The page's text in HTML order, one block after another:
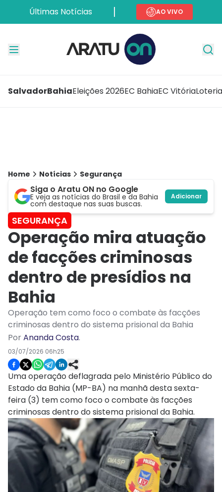
Últimas Notícias AO VIVO
SalvadorBahiaEleições 2026EC BahiaEC Vitória
Home Notícias Segurança
Siga o Aratu ON no Google
E veja as notícias do Brasil e da Bahia
com destaque nas suas buscas.
Adicionar
SEGURANÇA
Operação mira atuação
de facções criminosas
dentro de presídios na
Bahia
Operação tem como foco o combate às facções
criminosas dentro do sistema prisional da Bahia
PorAnanda Costa.
03/07/2026 06h25
Uma operação deflagrada pelo Ministério Público do
Estado da Bahia (MP-BA) na manhã desta sexta-
feira (3) tem como foco o combate às facções
criminosas dentro do sistema prisional da Bahia.